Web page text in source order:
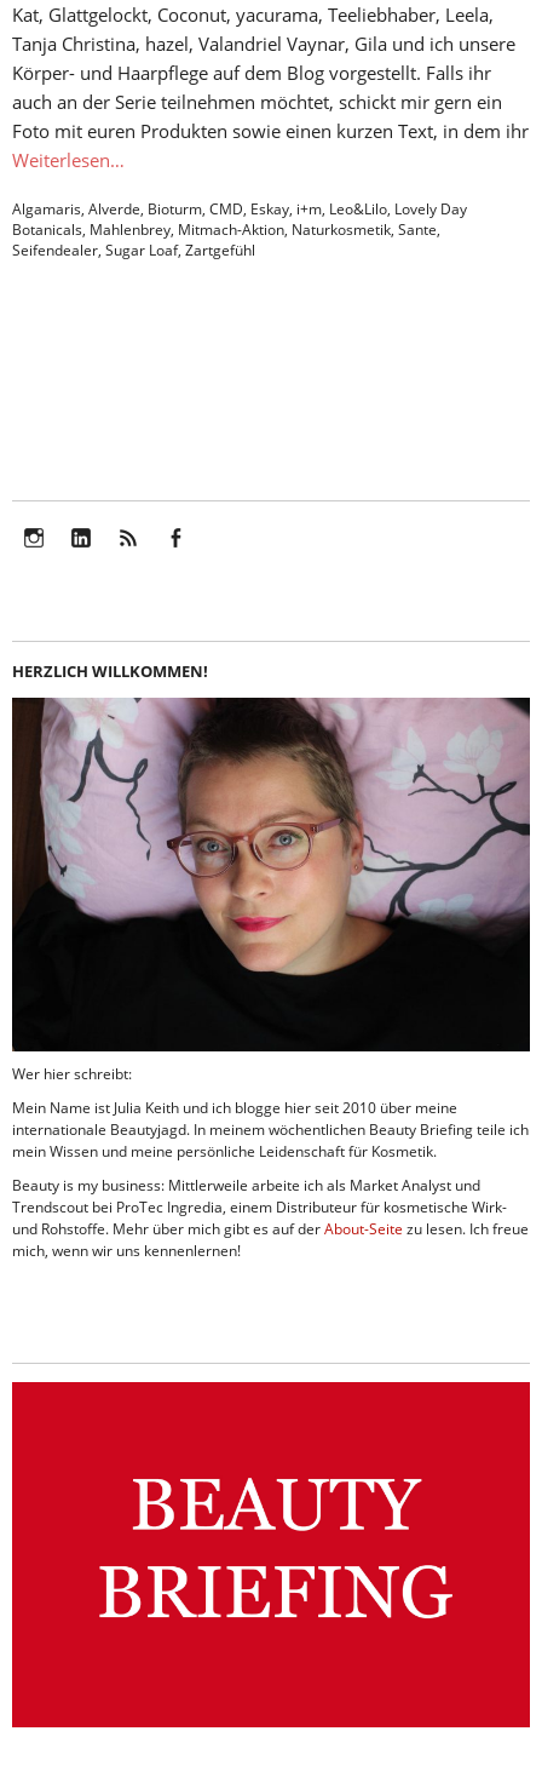
Kat, Glattgelockt, Coconut, yacurama, Teeliebhaber, Leela,
Tanja Christina, hazel, Valandriel Vaynar, Gila und ich unsere
Körper- und Haarpflege auf dem Blog vorgestellt. Falls ihr
auch an der Serie teilnehmen möchtet, schickt mir gern ein
Foto mit euren Produkten sowie einen kurzen Text, in dem ihr
Weiterlesen…
Algamaris, Alverde, Bioturm, CMD, Eskay, i+m, Leo&Lilo, Lovely Day
Botanicals, Mahlenbrey, Mitmach-Aktion, Naturkosmetik, Sante,
Seifendealer, Sugar Loaf, Zartgefühl
HERZLICH WILLKOMMEN!
Wer hier schreibt:
Mein Name ist Julia Keith und ich blogge hier seit 2010 über meine
internationale Beautyjagd. In meinem wöchentlichen Beauty Briefing teile ich
mein Wissen und meine persönliche Leidenschaft für Kosmetik.
Beauty is my business: Mittlerweile arbeite ich als Market Analyst und
Trendscout bei ProTec Ingredia, einem Distributeur für kosmetische Wirk-
und Rohstoffe. Mehr über mich gibt es auf derAbout-Seite zu lesen. Ich freue
mich, wenn wir uns kennenlernen!